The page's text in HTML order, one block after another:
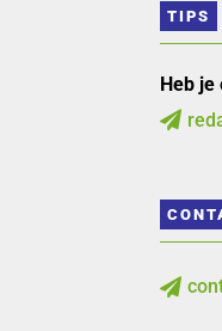
TIPS
Heb je

